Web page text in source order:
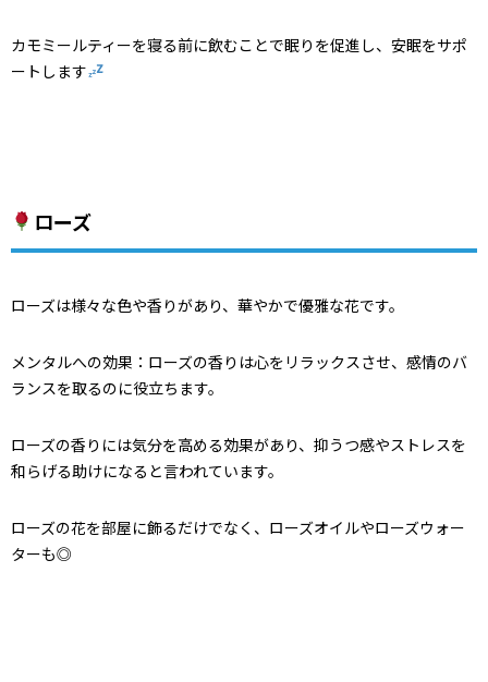
カモミールティーを寝る前に飲むことで眠りを促進し、安眠をサポ
ートします
ローズ
ローズは様々な色や香りがあり、華やかで優雅な花です。
メンタルへの効果：ローズの香りは心をリラックスさせ、感情のバ
ランスを取るのに役立ちます。
ローズの香りには気分を高める効果があり、抑うつ感やストレスを
和らげる助けになると言われています。
ローズの花を部屋に飾るだけでなく、ローズオイルやローズウォー
ターも◎